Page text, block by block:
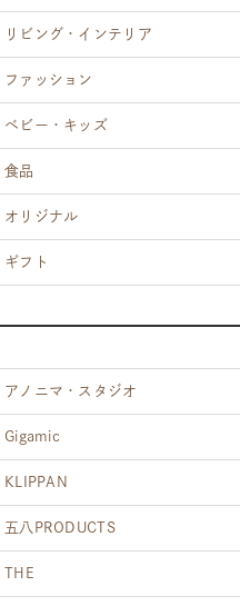
リビング・インテリア
ファッション
ベビー・キッズ
食品
オリジナル
ギフト
アノニマ・スタジオ
Gigamic
KLIPPAN
五八PRODUCTS
THE